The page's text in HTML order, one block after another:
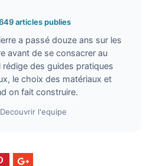
articles publies
a passé douze ans sur les
avant de se consacrer au
des guides pratiques
le choix des matériaux et
on fait construire.
Decouvrir l'equipe